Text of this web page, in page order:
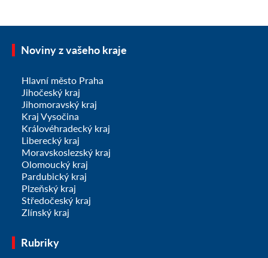
Noviny z vašeho kraje
Hlavní město Praha
Jihočeský kraj
Jihomoravský kraj
Kraj Vysočina
Královéhradecký kraj
Liberecký kraj
Moravskoslezský kraj
Olomoucký kraj
Pardubický kraj
Plzeňský kraj
Středočeský kraj
Zlínský kraj
Rubriky